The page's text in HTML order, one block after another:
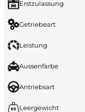
Erstzulassung
Getriebeart
Leistung
Aussenfarbe
Antriebsart
Leergewicht